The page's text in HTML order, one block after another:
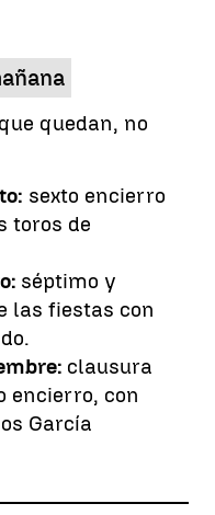
quedan, no
sexto encierro
toros de
séptimo y
las fiestas con
clausura
encierro, con
García